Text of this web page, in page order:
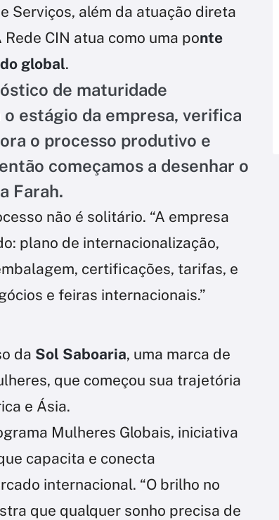
Serviços, além da atuação direta
CIN atua como uma ponte
global.
de maturidade
estágio da empresa, verifica
o processo produtivo e
começamos a desenhar o
Farah.
não é solitário. “A empresa
plano de internacionalização,
certificações, tarifas, e
e feiras internacionais.”
da Sol Saboaria, uma marca de
que começou sua trajetória
e Ásia.
Mulheres Globais, iniciativa
capacita e conecta
internacional. “O brilho no
que qualquer sonho precisa de